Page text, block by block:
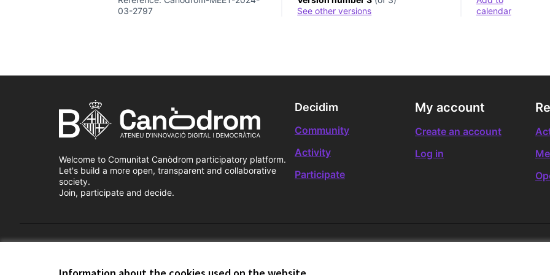
03-2797
see other versions
calendar
Welcome to Comunitat Canòdrom participatory platform.
Let's build a more open, transparent and collaborative
society.
Join, participate and decide.
Decidim
Community
Activity
Participate
My account
Create an account
Log in